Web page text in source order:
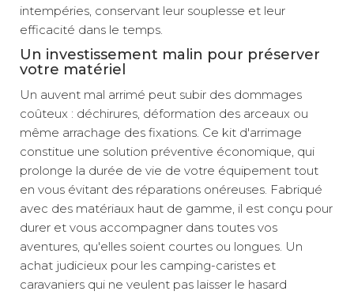
intempéries, conservant leur souplesse et leur
efficacité dans le temps.
Un investissement malin pour préserver
votre matériel
Un auvent mal arrimé peut subir des dommages
coûteux : déchirures, déformation des arceaux ou
même arrachage des fixations. Ce kit d'arrimage
constitue une solution préventive économique, qui
prolonge la durée de vie de votre équipement tout
en vous évitant des réparations onéreuses. Fabriqué
avec des matériaux haut de gamme, il est conçu pour
durer et vous accompagner dans toutes vos
aventures, qu'elles soient courtes ou longues. Un
achat judicieux pour les camping-caristes et
caravaniers qui ne veulent pas laisser le hasard